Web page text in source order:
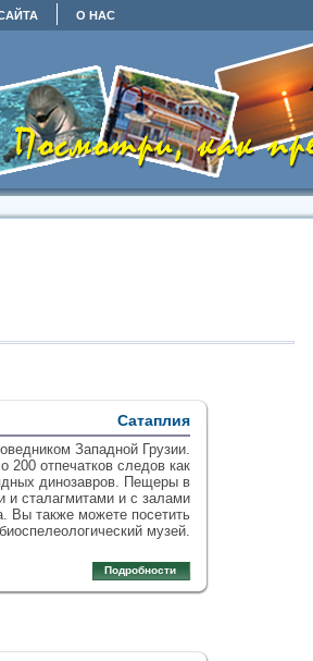
О НАС
Сатаплия
Западной Грузии.
200 отпечатков следов как
динозавров. Пещеры в
и сталагмитами и с залами
Вы также можете посетить
биоспелеологический музей.
Подробности